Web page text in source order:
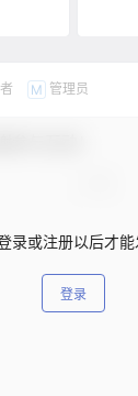
M 管理员
录或注册以后才
登录